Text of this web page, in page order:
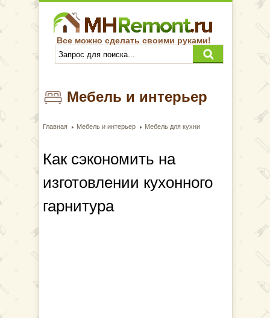
Мебель и интерьер
Главная Мебель и интерьер Мебель для кухни
Как сэкономить на
изготовлении кухонного
гарнитура
Все можно сделать своими руками!